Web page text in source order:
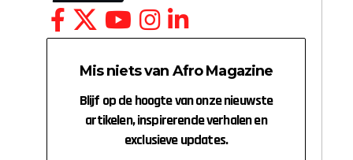
Mis niets van Afro Magazine
Blijf op de hoogte van onze nieuwste
artikelen, inspirerende verhalen en
exclusieve updates.